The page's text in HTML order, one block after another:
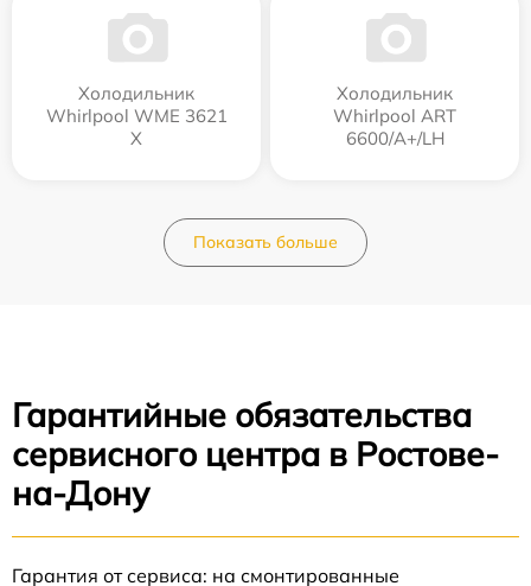
Холодильник
Whirlpool WME 3621
X
Холодильник
Whirlpool ART
6600/A+/LH
Показать больше
Гарантийные обязательства
сервисного центра в Ростове-
на-Дону
Гарантия от сервиса: на смонтированные